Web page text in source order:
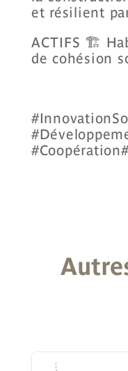
et résilient
ACTIFS 🏗️
de cohésion